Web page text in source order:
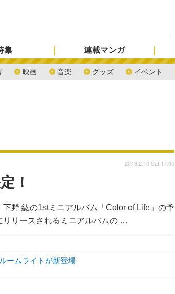
映画 音楽 グッズ イベント
集 連載マンガ
！
野 紘の1stミニアルバム「Color of Life」の予
リリースされるミニアルバムの …
2018.2.10 Sat 17:00
ームライトが新登場